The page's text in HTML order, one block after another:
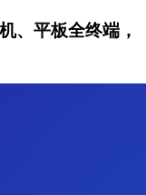
、平板全终端，